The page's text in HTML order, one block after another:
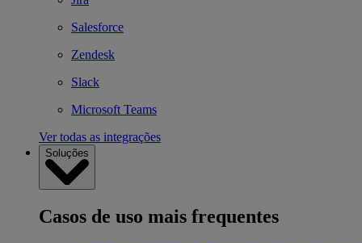
Salesforce
Zendesk
Slack
Microsoft Teams
Ver todas as integrações
Soluções
Casos de uso mais frequentes